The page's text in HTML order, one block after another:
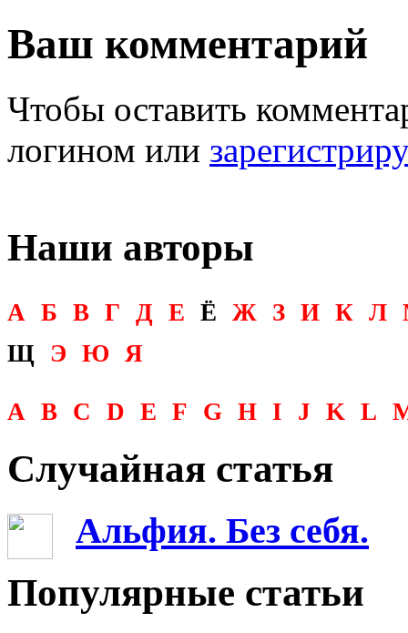
Ваш комментарий
Чтобы оставить
логином или
Наши авторы
А Б В Г Д Е Ё Ж З И К Л
Щ
Э Ю Я
A B C D E F G H I J K L
Случайная статья
Альфия. Без себя.
Популярные статьи